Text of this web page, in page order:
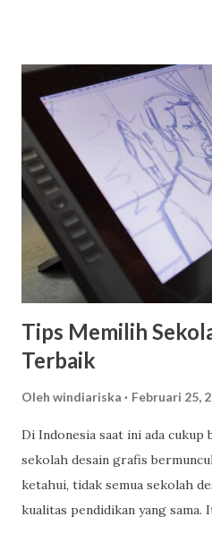
pilih adalah dengan memiliki
Berikut dibahas poin apa saja
pembuatan rumah ramah
Penggunaan Kaca Pemakaian
dengan hati-hati jika Anda
lingkungan. Indonesia
cuaca di siang hari terasa
yang berlebihan di rumah akan
rumah menjadi lebih panas dan
Tips Memilih
Terbaik
Oleh windiariska Februari 25,
Di Indonesia saat ini ada cukup
sekolah desain grafis
ketahui, tidak semua sekolah
kualitas pendidikan yang sama.